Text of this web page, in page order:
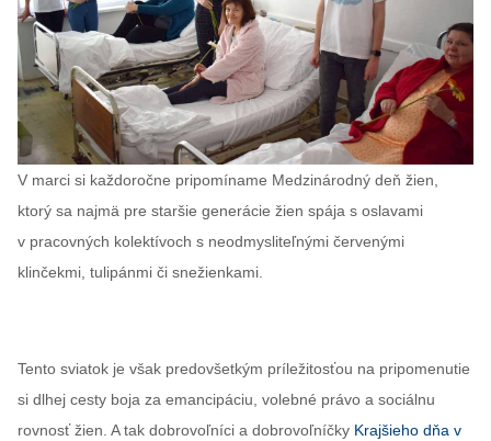
V marci si každoročne pripomíname Medzinárodný deň žien,
ktorý sa najmä pre staršie generácie žien spája s oslavami
v pracovných kolektívoch s neodmysliteľnými červenými
klinčekmi, tulipánmi či snežienkami.
Tento sviatok je však predovšetkým príležitosťou na pripomenutie
si dlhej cesty boja za emancipáciu, volebné právo a sociálnu
rovnosť žien. A tak dobrovoľníci a dobrovoľníčky Krajšieho dňa v